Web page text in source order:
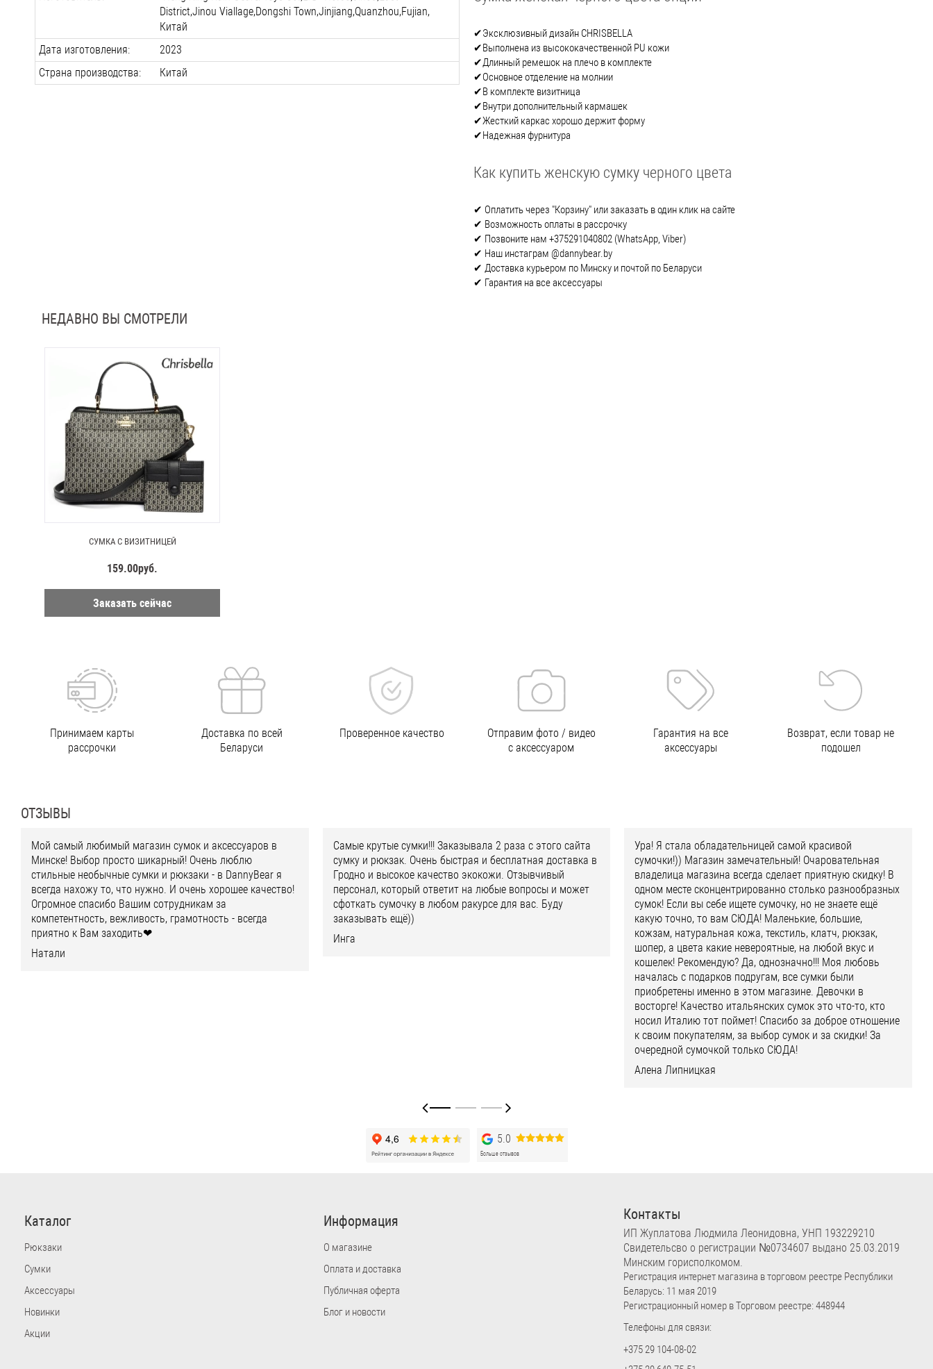
District,Jinou Viallage,Dongshi Town,Jinjiang,Quanzhou,Fujian,
Китай
Дата изготовления:
2023
Страна производства:
Китай
✔Эксклюзивный дизайн CHRISBELLA
✔Выполнена из высококачественной PU кожи
✔Длинный ремешок на плечо в комплекте
✔Основное отделение на молнии
✔В комплекте визитница
✔Внутри дополнительный кармашек
✔Жесткий каркас хорошо держит форму
✔Надежная фурнитура
Как купить женскую сумку черного цвета
✔ Оплатить через "Корзину" или заказать в один клик на сайте
✔ Возможность оплаты в рассрочку
✔ Позвоните нам +375291040802 (WhatsApp, Viber)
✔ Наш инстаграм @dannybear.by
✔ Доставка курьером по Минску и почтой по Беларуси
✔ Гарантия на все аксессуары
НЕДАВНО ВЫ СМОТРЕЛИ
СУМКА С ВИЗИТНИЦЕЙ
159.00руб.
Заказать сейчас
Принимаем карты
рассрочки
Доставка по всей
Беларуси
Проверенное качество
Отправим фото / видео
с аксессуаром
Гарантия на все
аксессуары
Возврат, если товар не
подошел
ОТЗЫВЫ
Мой самый любимый магазин сумок и аксессуаров в
Минске! Выбор просто шикарный! Очень люблю
стильные необычные сумки и рюкзаки - в DannyBear я
всегда нахожу то, что нужно. И очень хорошее качество!
Огромное спасибо Вашим сотрудникам за
компетентность, вежливость, грамотность - всегда
приятно к Вам заходить❤
Натали
Самые крутые сумки!!! Заказывала 2 раза с этого сайта
сумку и рюкзак. Очень быстрая и бесплатная доставка в
Гродно и высокое качество экокожи. Отзывчивый
персонал, который ответит на любые вопросы и может
сфоткать сумочку в любом ракурсе для вас. Буду
заказывать ещё))
Инга
Ура! Я стала обладательницей самой красивой
сумочки!)) Магазин замечательный! Очаровательная
владелица магазина всегда сделает приятную скидку! В
одном месте сконцентрированно столько разнообразных
сумок! Если вы себе ищете сумочку, но не знаете ещё
какую точно, то вам СЮДА! Маленькие, большие,
кожзам, натуральная кожа, текстиль, клатч, рюкзак,
шопер, а цвета какие невероятные, на любой вкус и
кошелек! Рекомендую? Да, однозначно!!! Моя любовь
началась с подарков подругам, все сумки были
приобретены именно в этом магазине. Девочки в
восторге! Качество итальянских сумок это что-то, кто
носил Италию тот поймет! Спасибо за доброе отношение
к своим покупателям, за выбор сумок и за скидки! За
очередной сумочкой только СЮДА!
Алена Липницкая
5.0
Больше отзывов
Каталог
Рюкзаки
Сумки
Аксессуары
Новинки
Акции
Информация
О магазине
Оплата и доставка
Публичная оферта
Блог и новости
Контакты
ИП Жуплатова Людмила Леонидовна, УНП 193229210
Свидетельсво о регистрации №0734607 выдано 25.03.2019
Минским горисполкомом.
Регистрация интернет магазина в торговом реестре Республики
Беларусь: 11 мая 2019
Регистрационный номер в Торговом реестре: 448944
Телефоны для связи:
+375 29 104-08-02